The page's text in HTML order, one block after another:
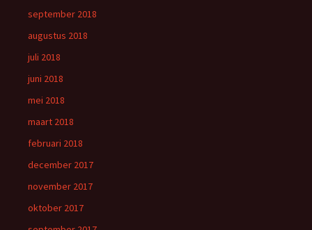
september 2018
augustus 2018
juli 2018
juni 2018
mei 2018
maart 2018
februari 2018
december 2017
november 2017
oktober 2017